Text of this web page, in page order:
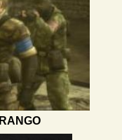
RANGO